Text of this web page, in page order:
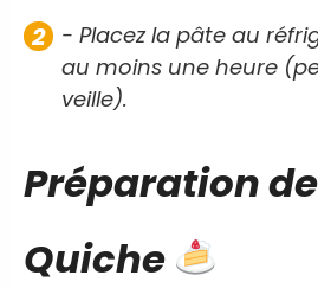
- Placez la pâte au
au moins une heure
veille).
Préparation
Quiche